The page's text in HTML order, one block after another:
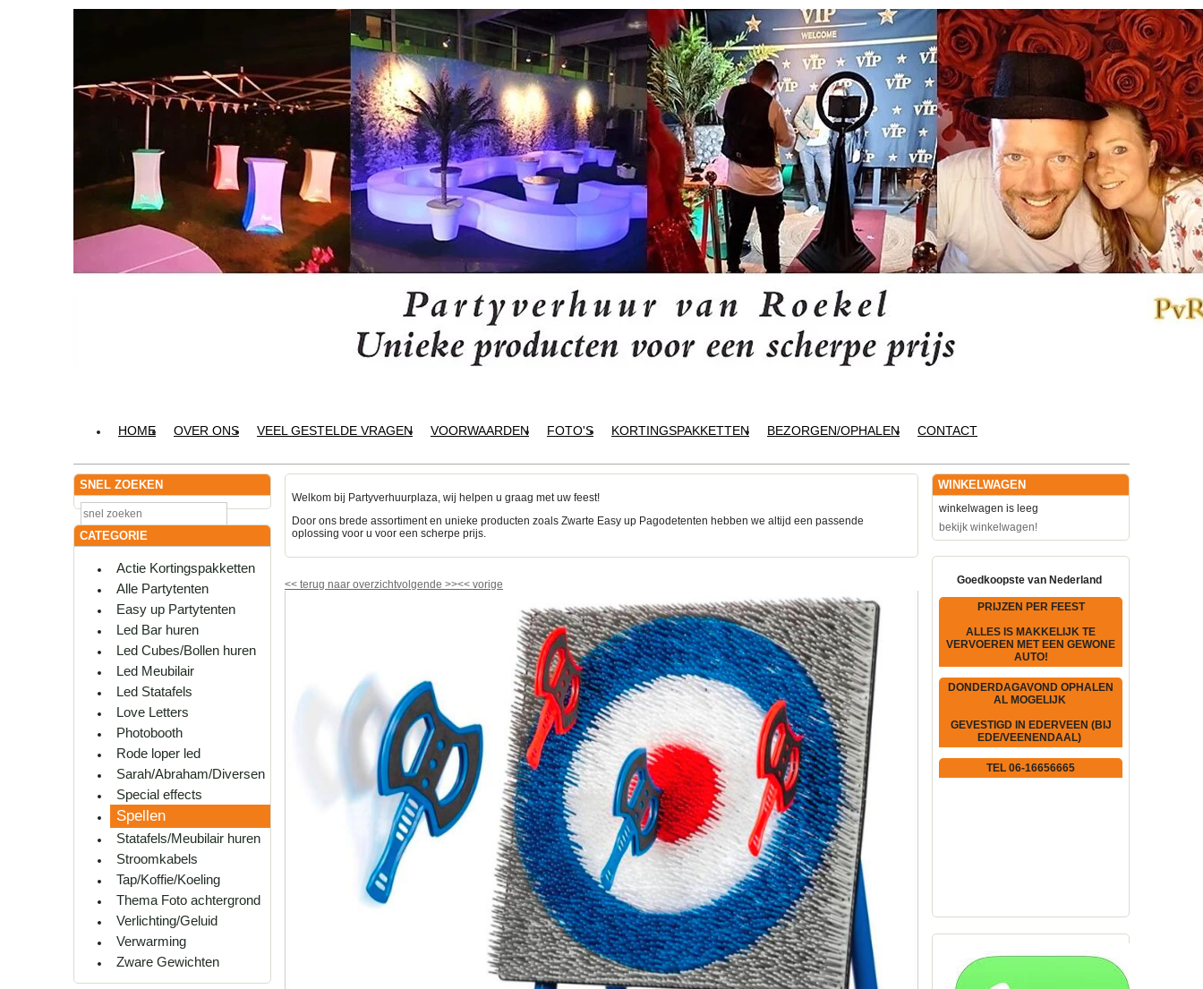
HOME OVER ONS VEEL GESTELDE VRAGEN VOORWAARDEN FOTO'S KORTINGSPAKKETTEN BEZORGEN/OPHALEN CONTACT
SNEL ZOEKEN
CATEGORIE
Actie Kortingspakketten
Alle Partytenten
Easy up Partytenten
Led Bar huren
Led Cubes/Bollen huren
Led Meubilair
Led Statafels
Love Letters
Photobooth
Rode loper led
Sarah/Abraham/Diversen
Special effects
Spellen
Statafels/Meubilair huren
Stroomkabels
Tap/Koffie/Koeling
Thema Foto achtergrond
Verlichting/Geluid
Verwarming
Zware Gewichten
Welkom bij Partyverhuurplaza, wij helpen u graag met uw feest!
Door ons brede assortiment en unieke producten zoals Zwarte Easy up Pagodetenten hebben we altijd een passende
oplossing voor u voor een scherpe prijs.
<< terug naar overzichtvolgende >><< vorige
WINKELWAGEN
winkelwagen is leeg
bekijk winkelwagen!
Goedkoopste van Nederland
PRIJZEN PER FEEST
ALLES IS MAKKELIJK TE
VERVOEREN MET EEN GEWONE
AUTO!
DONDERDAGAVOND OPHALEN
AL MOGELIJK
GEVESTIGD IN EDERVEEN (BIJ
EDE/VEENENDAAL)
TEL 06-16656665